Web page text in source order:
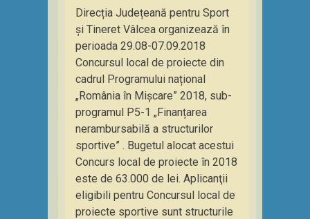
Direcția Județeană pentru Sport
și Tineret Vâlcea organizează în
perioada 29.08-07.09.2018
Concursul local de proiecte din
cadrul Programului național
„România în Mișcare” 2018, sub-
programul P5-1 „Finanțarea
nerambursabilă a structurilor
sportive” . Bugetul alocat acestui
Concurs local de proiecte în 2018
este de 63.000 de lei. Aplicanţii
eligibili pentru Concursul local de
proiecte sportive sunt structurile